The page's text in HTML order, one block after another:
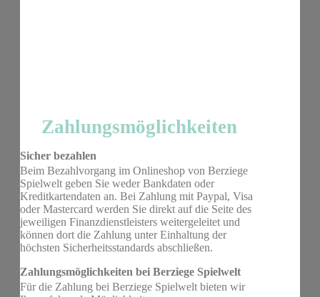
Zahlungsmöglichkeiten
Sicher bezahlen
Beim Bezahlvorgang im Onlineshop von Berziege
Spielwelt geben Sie weder Bankdaten oder
Kreditkartendaten an. Bei Zahlung mit Paypal, Visa
oder Mastercard werden Sie direkt auf die Seite des
jeweiligen Finanzdienstleisters weitergeleitet und
können dort die Zahlung unter Einhaltung der
höchsten Sicherheitsstandards abschließen.
Zahlungsmöglichkeiten bei Berziege Spielwelt
Für die Zahlung bei Berziege Spielwelt bieten wir